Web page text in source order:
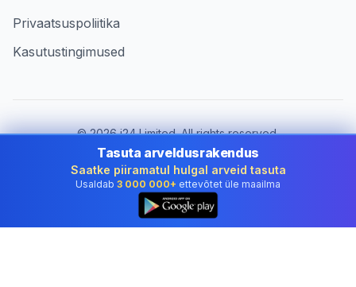
Privaatsuspoliitika
Kasutustingimused
©2026i24 Limited. All rights reserved.
Ettevõtetele riigis Estonia
Muuda riiki:
Estonia
Tasuta arveldusrakendus
Saatke piiramatul hulgal arveid tasuta
Usaldab 3 000 000+ ettevõtet üle maailma